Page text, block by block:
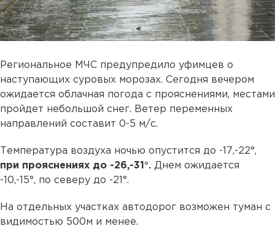
Региональное МЧС предупредило уфимцев о
наступающих суровых морозах. Сегодня вечером
ожидается облачная погода с прояснениями, местами
пройдет небольшой снег. Ветер переменных
направлений составит 0-5 м/с.
Температура воздуха ночью опустится до -17,-22°,
при прояснениях до -26,-31°. Днем ожидается
-10,-15°, по северу до -21°.
На отдельных участках автодорог возможен туман с
видимостью 500м и менее.